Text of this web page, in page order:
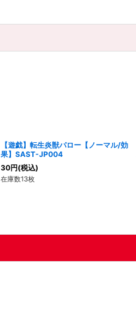
【遊戯】転生炎獣パロー【ノーマル/効
果】SAST-JP004
30円(税込)
在庫数13枚